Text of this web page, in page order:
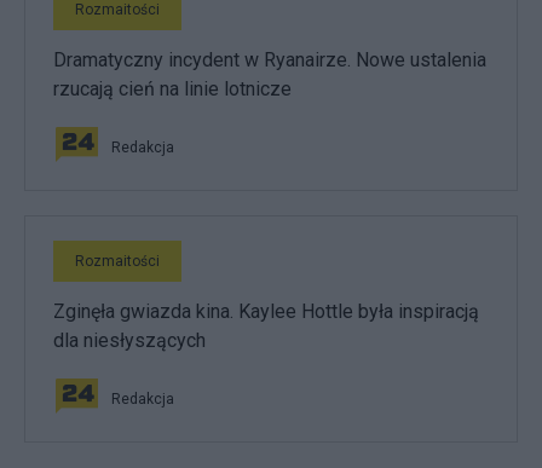
Rozmaitości
Dramatyczny incydent w Ryanairze. Nowe ustalenia
rzucają cień na linie lotnicze
Redakcja
Rozmaitości
Zginęła gwiazda kina. Kaylee Hottle była inspiracją
dla niesłyszących
Redakcja